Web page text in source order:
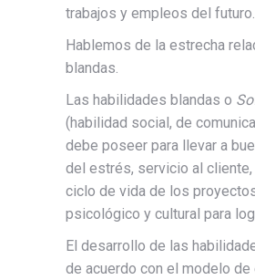
trabajos y empleos del futuro.
Hablemos de la estrecha
blandas.
Las habilidades blandas o
(habilidad social, de
debe poseer para llevar a
del estrés, servicio al
ciclo de vida de los
psicológico y cultural para
El desarrollo de las
de acuerdo con el modelo